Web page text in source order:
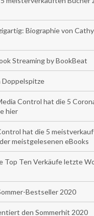
Biographie von
Streaming by BookBeat
Doppelspitze
Control hat die 5
hier
hat die 5
meistgelesenen eBooks
Top Ten Verkäufe letzte
Bestseller 2020
den Sommerhit 2020